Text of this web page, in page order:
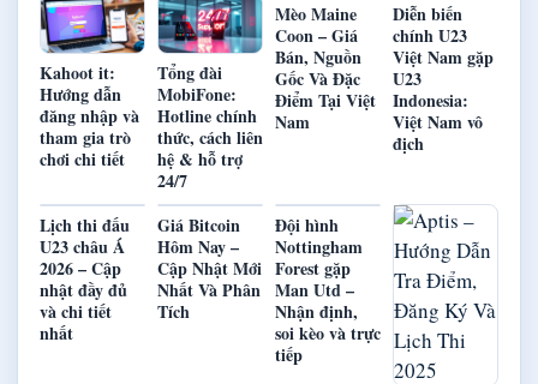
Kahoot it:
Hướng dẫn
đăng nhập và
tham gia trò
chơi chi tiết
Tổng đài
MobiFone:
Hotline chính
thức, cách liên
hệ & hỗ trợ
24/7
Mèo Maine
Coon – Giá
Bán, Nguồn
Gốc Và Đặc
Điểm Tại Việt
Nam
Diễn biến
chính U23
Việt Nam gặp
U23
Indonesia:
Việt Nam vô
địch
Lịch thi đấu
U23 châu Á
2026 – Cập
nhật đầy đủ
và chi tiết
nhất
Giá Bitcoin
Hôm Nay –
Cập Nhật Mới
Nhất Và Phân
Tích
Đội hình
Nottingham
Forest gặp
Man Utd –
Nhận định,
soi kèo và trực
tiếp